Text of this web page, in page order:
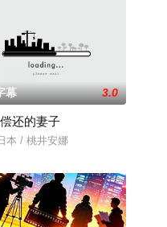
娜京将胡妮介绍给敏珠，并试图掩
幕 3.0
还的妻子
本 / 桃井安娜